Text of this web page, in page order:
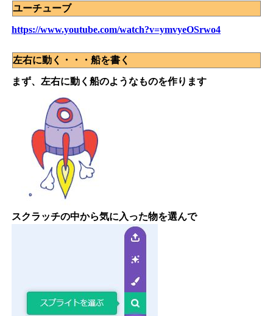
ユーチューブ
https://www.youtube.com/watch?v=ymvyeOSrwo4
左右に動く・・・船を書く
まず、左右に動く船のようなものを作ります
スクラッチの中から気に入った物を選んで